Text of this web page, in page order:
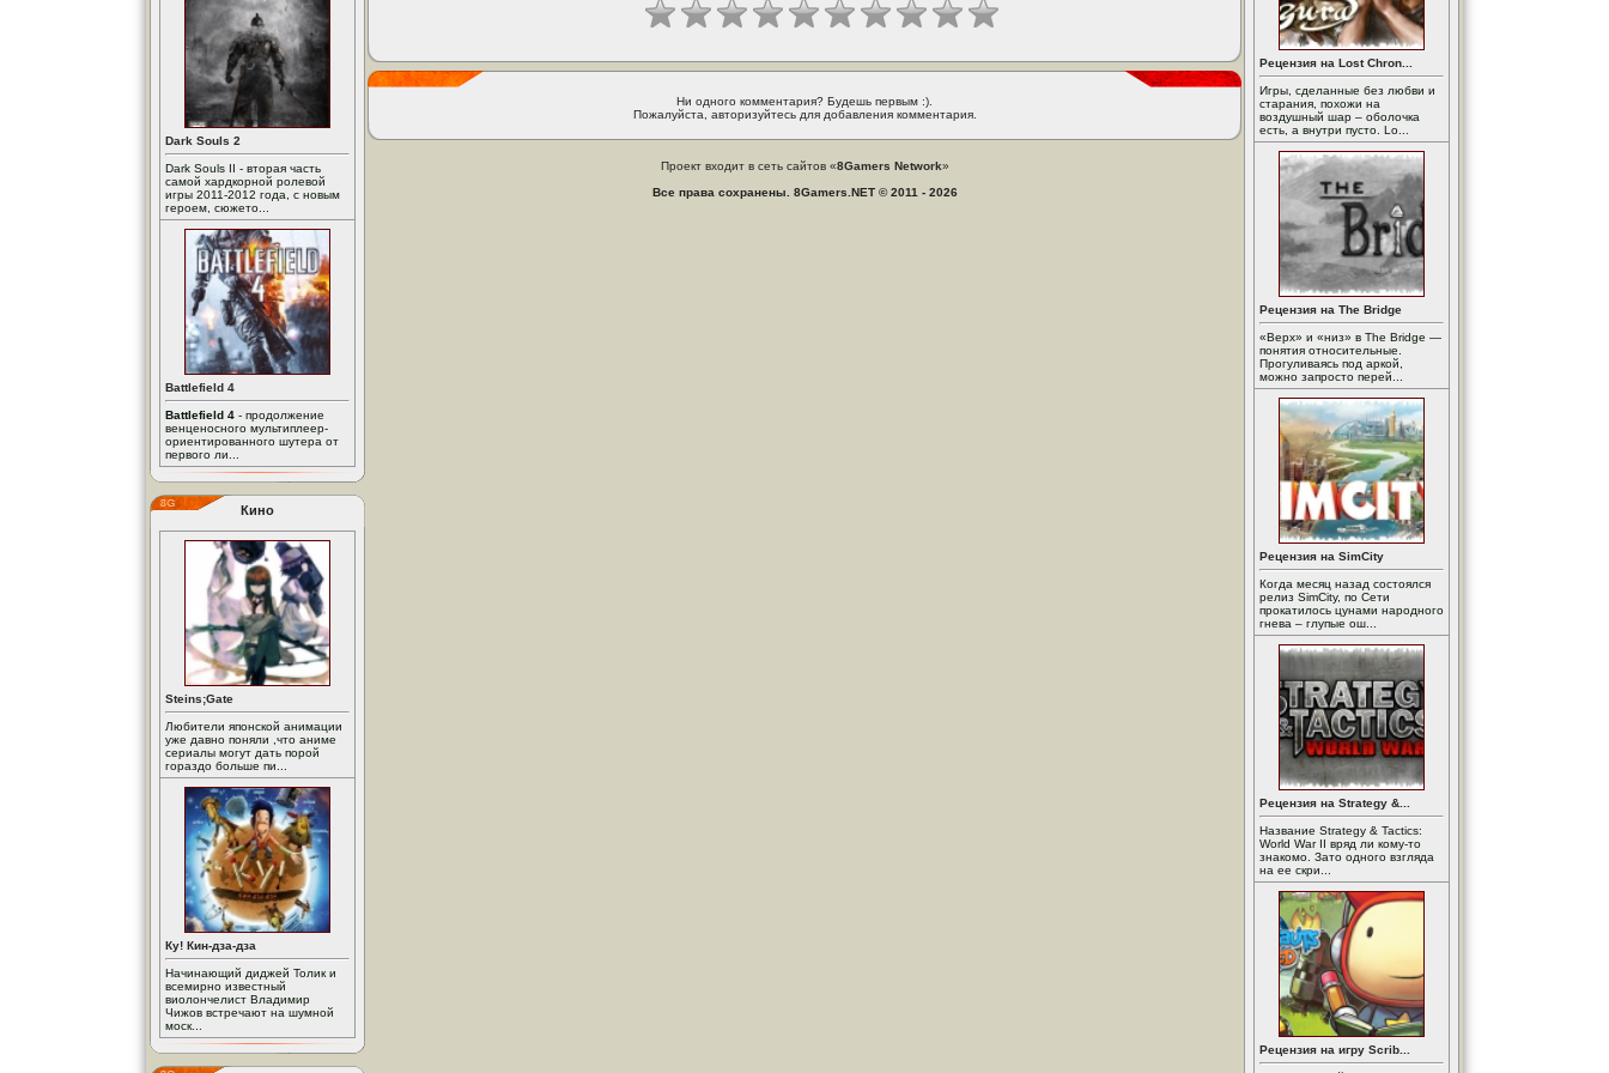
Dark Souls 2
Dark Souls II - вторая часть
самой хардкорной ролевой
игры 2011-2012 года, с новым
героем, сюжето...
Battlefield 4
Battlefield 4 - продолжение
венценосного мультиплеер-
ориентированного шутера от
первого ли...
Кино
Steins;Gate
Любители японской анимации
уже давно поняли ,что аниме
сериалы могут дать порой
гораздо больше пи...
Ку! Кин-дза-дза
Начинающий диджей Толик и
всемирно известный
виолончелист Владимир
Чижов встречают на шумной
моск...
Ни одного комментария? Будешь первым :).
Пожалуйста, авторизуйтесь для добавления комментария.
Проект входит в сеть сайтов «8Gamers Network»
Все права сохранены. 8Gamers.NET © 2011 - 2026
Рецензия на Lost Chron...
Игры, сделанные без любви и
старания, похожи на
воздушный шар – оболочка
есть, а внутри пусто. Lo...
Рецензия на The Bridge
«Верх» и «низ» в The Bridge —
понятия относительные.
Прогуливаясь под аркой,
можно запросто перей...
Рецензия на SimCity
Когда месяц назад состоялся
релиз SimCity, по Сети
прокатилось цунами народного
гнева – глупые ош...
Рецензия на Strategy &...
Название Strategy & Tactics:
World War II вряд ли кому-то
знакомо. Зато одного взгляда
на ее скри...
Рецензия на игру Scrib...